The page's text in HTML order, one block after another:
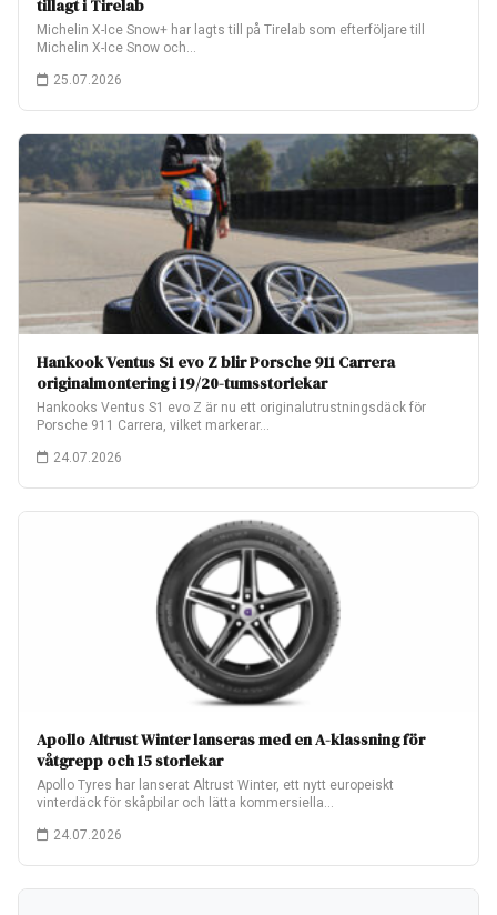
tillagt i Tirelab
Michelin X-Ice Snow+ har lagts till på Tirelab som efterföljare till
Michelin X-Ice Snow och…
25.07.2026
Hankook Ventus S1 evo Z blir Porsche 911 Carrera
originalmontering i 19/20-tumsstorlekar
Hankooks Ventus S1 evo Z är nu ett originalutrustningsdäck för
Porsche 911 Carrera, vilket markerar…
24.07.2026
Apollo Altrust Winter lanseras med en A-klassning för
våtgrepp och 15 storlekar
Apollo Tyres har lanserat Altrust Winter, ett nytt europeiskt
vinterdäck för skåpbilar och lätta kommersiella…
24.07.2026